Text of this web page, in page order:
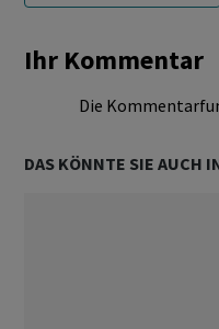
Ihr Kommentar
Die
DAS KÖNNTE SIE AUCH